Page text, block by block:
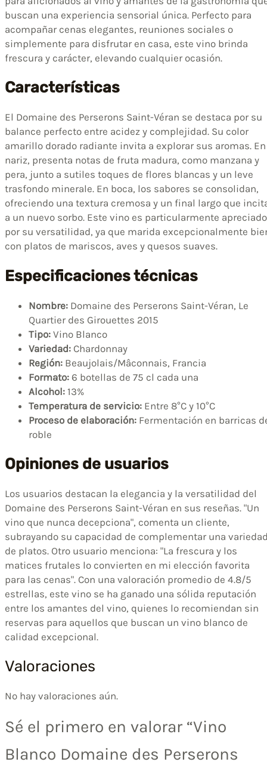
buscan una experiencia sensorial única. Perfecto para
acompañar cenas elegantes, reuniones sociales o
simplemente para disfrutar en casa, este vino brinda
frescura y carácter, elevando cualquier ocasión.
Características
El Domaine des Perserons Saint-Véran se destaca por su
balance perfecto entre acidez y complejidad. Su color
amarillo dorado radiante invita a explorar sus aromas. En
nariz, presenta notas de fruta madura, como manzana y
pera, junto a sutiles toques de flores blancas y un leve
trasfondo minerale. En boca, los sabores se consolidan,
ofreciendo una textura cremosa y un final largo que
a un nuevo sorbo. Este vino es particularmente apreciado
por su versatilidad, ya que marida excepcionalmente
con platos de mariscos, aves y quesos suaves.
Especificaciones técnicas
Nombre: Domaine des Perserons Saint-Véran, Le
Quartier des Girouettes 2015
Tipo: Vino Blanco
Variedad: Chardonnay
Región: Beaujolais/Mâconnais, Francia
Formato: 6 botellas de 75 cl cada una
Alcohol: 13%
Temperatura de servicio: Entre 8°C y 10°C
Proceso de elaboración: Fermentación en barricas
roble
Opiniones de usuarios
Los usuarios destacan la elegancia y la versatilidad del
Domaine des Perserons Saint-Véran en sus reseñas. "Un
vino que nunca decepciona", comenta un cliente,
subrayando su capacidad de complementar una
de platos. Otro usuario menciona: "La frescura y los
matices frutales lo convierten en mi elección favorita
para las cenas". Con una valoración promedio de 4.8/5
estrellas, este vino se ha ganado una sólida reputación
entre los amantes del vino, quienes lo recomiendan sin
reservas para aquellos que buscan un vino blanco de
calidad excepcional.
Valoraciones
No hay valoraciones aún.
Sé el primero en valorar “Vino
Blanco Domaine des Perserons